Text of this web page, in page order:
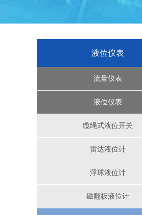
液位仪表
流量仪表
超声波流量计
转子流量计系列
腰轮流量计
椭圆齿轮流量计
涡轮流量计
液位仪表
缆绳式液位开关
雷达液位计
浮球液位计
磁翻板液位计